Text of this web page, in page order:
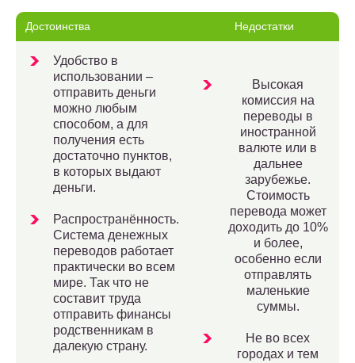
Достоинства Недостатки
Удобство в
использовании –
отправить деньги
можно любым
способом, а для
получения есть
достаточно пунктов,
в которых выдают
деньги.
Распространённость.
Система денежных
переводов работает
практически во всем
мире. Так что не
составит труда
отправить финансы
родственникам в
далекую страну.
Высокая
комиссия на
переводы в
иностранной
валюте или в
дальнее
зарубежье.
Стоимость
перевода может
доходить до 10%
и более,
особенно если
отправлять
маленькие
суммы.
Не во всех
городах и тем